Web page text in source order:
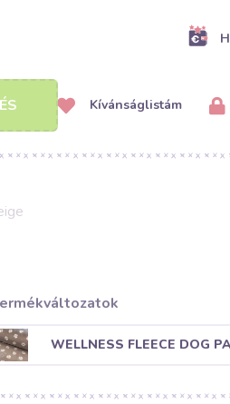
Kívánságlistám
WELLNESS FLEECE DOG